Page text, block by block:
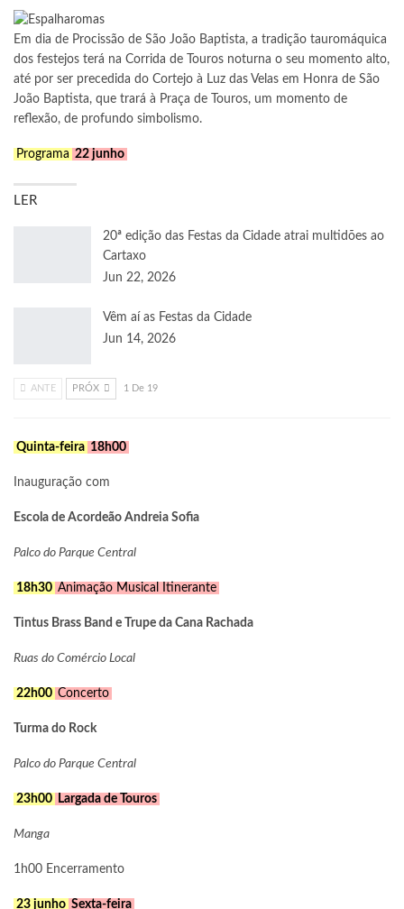
Em dia de Procissão de São João Baptista, a tradição tauromáquica
dos festejos terá na Corrida de Touros noturna o seu momento alto,
até por ser precedida do Cortejo à Luz das Velas em Honra de São
João Baptista, que trará à Praça de Touros, um momento de
reflexão, de profundo simbolismo.
Programa 22 junho
LER
20ª edição das Festas da Cidade atrai multidões ao
Cartaxo
Jun 22, 2026
Vêm aí as Festas da Cidade
Jun 14, 2026
ANTE PRÓX 1 De 19
Quinta-feira 18h00
Inauguração com
Escola de Acordeão Andreia Sofia
Palco do Parque Central
18h30 Animação Musical Itinerante
Tintus Brass Band e Trupe da Cana Rachada
Ruas do Comércio Local
22h00 Concerto
Turma do Rock
Palco do Parque Central
23h00 Largada de Touros
Manga
1h00 Encerramento
23 junho Sexta-feira